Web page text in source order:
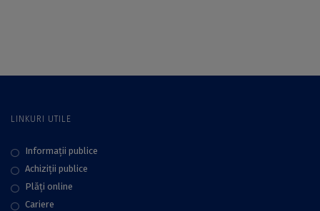
LINKURI UTILE
Informații publice
Achiziții publice
Plăţi online
Cariere